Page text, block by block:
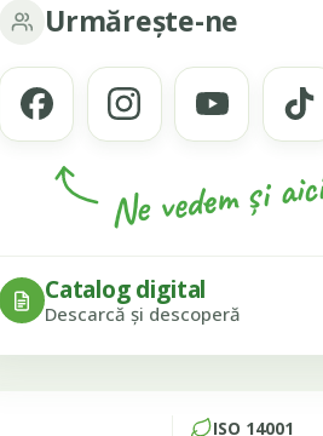
Urmărește-ne
Ne vedem și
Catalog digital
Descarcă și descoperă
ISO 14001